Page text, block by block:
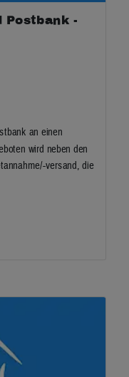
Postbank -
an einen
wird neben den
versand, die